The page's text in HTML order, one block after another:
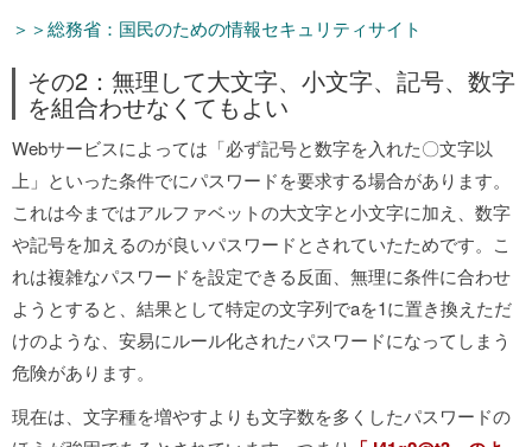
＞＞総務省：国民のための情報セキュリティサイト
その2：無理して大文字、小文字、記号、数字
を組合わせなくてもよい
Webサービスによっては「必ず記号と数字を入れた〇文字以
上」といった条件でにパスワードを要求する場合があります。
これは今まではアルファベットの大文字と小文字に加え、数字
や記号を加えるのが良いパスワードとされていたためです。こ
れは複雑なパスワードを設定できる反面、無理に条件に合わせ
ようとすると、結果として特定の文字列でaを1に置き換えただ
けのような、安易にルール化されたパスワードになってしまう
危険があります。
現在は、文字種を増やすよりも文字数を多くしたパスワードの